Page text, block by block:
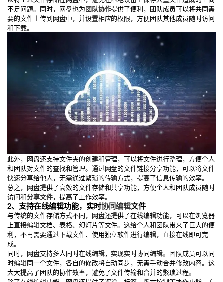
不足问题。同时，网盘也为团队协作提供了便利，团队成员可以将共同需
要的文件上传到网盘中，并设置相应的权限，方便团队其他成员随时访问
和下载。
此外，网盘还支持文件夹的创建和管理，可以将文件进行整理，方便个人
和团队对文件的查找和管理。通过网盘的文件链接分享功能，可以将文件
快速分享给他人，无需通过繁琐的传输方式，提高了信息传输的效率。
总之，网盘提供了高效的文件存储和共享功能，方便个人和团队成员随时
访问和分享文件，提高了工作效率。
2、支持在线编辑功能，实时协同编辑文件
与传统的文件存储方式不同，网盘还提供了在线编辑功能，可以在浏览器
上直接编辑文档、表格、幻灯片等文件。这给个人和团队带来了巨大的便
利，不再需要通过下载文件、使用独立软件进行编辑，直接在线即可完
成。
同时，网盘支持多人同时在线编辑，实现实时协同编辑。团队成员可以同
时编辑同一个文件，各自的修改将自动同步，无需手动合并修改内容。这
大大提高了团队的协作效率，避免了文件传输和合并的繁琐过程。